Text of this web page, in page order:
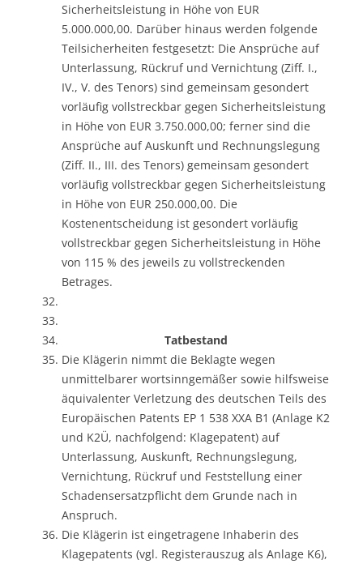
Sicherheitsleistung in Höhe von EUR
5.000.000,00. Darüber hinaus werden folgende
Teilsicherheiten festgesetzt: Die Ansprüche auf
Unterlassung, Rückruf und Vernichtung (Ziff. I.,
IV., V. des Tenors) sind gemeinsam gesondert
vorläufig vollstreckbar gegen Sicherheitsleistung
in Höhe von EUR 3.750.000,00; ferner sind die
Ansprüche auf Auskunft und Rechnungslegung
(Ziff. II., III. des Tenors) gemeinsam gesondert
vorläufig vollstreckbar gegen Sicherheitsleistung
in Höhe von EUR 250.000,00. Die
Kostenentscheidung ist gesondert vorläufig
vollstreckbar gegen Sicherheitsleistung in Höhe
von 115 % des jeweils zu vollstreckenden
Betrages.
Tatbestand
Die Klägerin nimmt die Beklagte wegen
unmittelbarer wortsinngemäßer sowie hilfsweise
äquivalenter Verletzung des deutschen Teils des
Europäischen Patents EP 1 538 XXA B1 (Anlage K2
und K2Ü, nachfolgend: Klagepatent) auf
Unterlassung, Auskunft, Rechnungslegung,
Vernichtung, Rückruf und Feststellung einer
Schadensersatzpflicht dem Grunde nach in
Anspruch.
Die Klägerin ist eingetragene Inhaberin des
Klagepatents (vgl. Registerauszug als Anlage K6),